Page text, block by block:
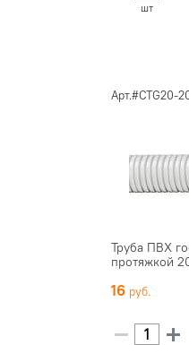
шт
Арт.#CTG20-
Труба ПВХ
протяжкой
16